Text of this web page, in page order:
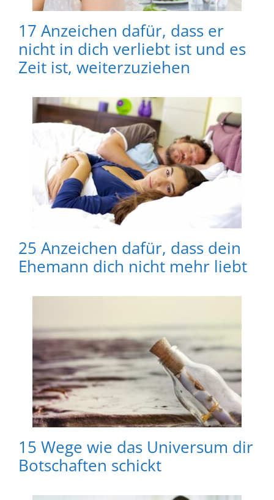
17 Anzeichen dafür, dass er
nicht in dich verliebt ist und es
Zeit ist, weiterzuziehen
25 Anzeichen dafür, dass dein
Ehemann dich nicht mehr liebt
15 Wege wie das Universum dir
Botschaften schickt